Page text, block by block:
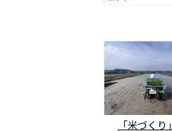
「米づく